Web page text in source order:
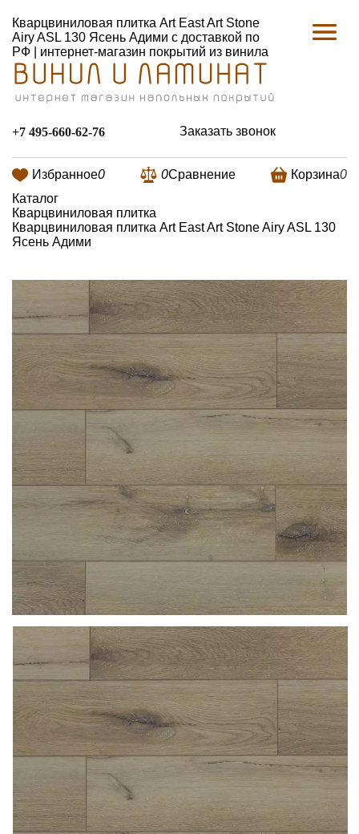
Кварцвиниловая плитка Art East Art Stone
Airy ASL 130 Ясень Адими с доставкой по
РФ | интернет-магазин покрытий из винила
+7 495-660-62-76 Заказать звонок
Избранное0 0Сравнение Корзина0
Каталог
Кварцвиниловая плитка
Кварцвиниловая плитка Art East Art Stone Airy ASL 130
Ясень Адими